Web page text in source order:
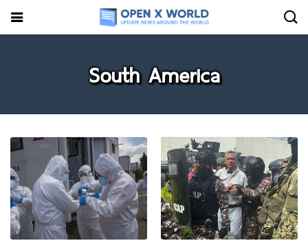
South America